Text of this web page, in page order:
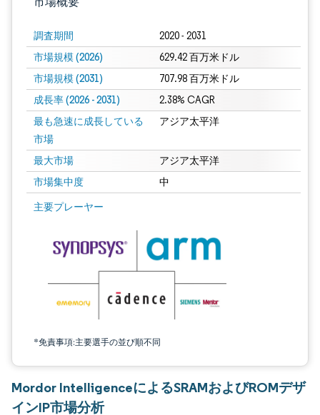
調査期間 2020 - 2031
市場規模 (2026) 629.42 百万米ドル
市場規模 (2031) 707.98 百万米ドル
成長率 (2026 - 2031) 2.38% CAGR
最も急速に成長している
市場
アジア太平洋
最大市場 アジア太平洋
市場集中度 中
主要プレーヤー
*免責事項:主要選手の並び順不同
画像 © Mordor Intelligence。再利用にはCC BY 4.0の表示が必要です。
Mordor IntelligenceによるSRAMおよびROMデザ
インIP市場分析